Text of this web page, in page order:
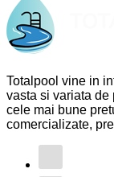
Totalpool vine in
vasta si variata de
cele mai bune
comercializate,